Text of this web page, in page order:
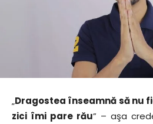
„Dragostea înseamnă să nu
zici îmi pare rău” – aşa